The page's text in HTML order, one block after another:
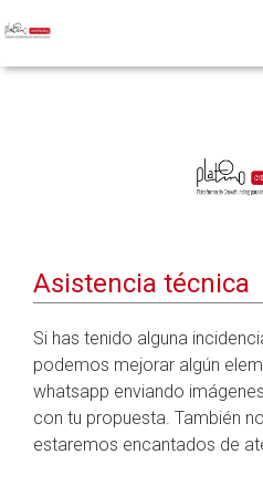
Asistencia técnica
Si has tenido alguna
podemos mejorar algún
whatsapp enviando
con tu propuesta. También
estaremos encantados de